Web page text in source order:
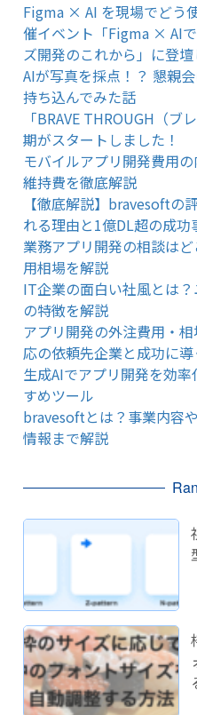
Figma × AI を現場でどう
催イベント「Figma × AI
ズ開発のこれから」に登壇
AIが写真を採点！？ 懇親
持ち込んでみた話
「BRAVE THROUGH（
期がスタートしました！
モバイルアプリ開発費用
維持費を徹底解説
【徹底解説】bravesoftの
れる理由と1億DL超の成功
業務アプリ開発の相談は
用相場を解説
IT企業の面白い社風とは
の特徴を解説
アプリ開発の外注費用・
応の依頼先企業と成功に
生成AIでアプリ開発を効
すめツール
bravesoftとは？事業内容
情報まで解説